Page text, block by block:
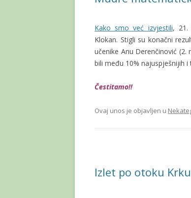
Kako smo već izvjestili, 21.
Klokan. Stigli su konačni
učenike Anu Derenčinović (2.
bili među 10% najuspješnijih
Čestitamo!!
Ovaj unos je objavljen u
Izlet po otoku Krku